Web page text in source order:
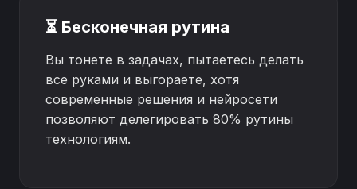
⏳ Бесконечная рутина
Вы тонете в задачах, пытаетесь делать
все руками и выгораете, хотя
современные решения и нейросети
позволяют делегировать 80% рутины
технологиям.